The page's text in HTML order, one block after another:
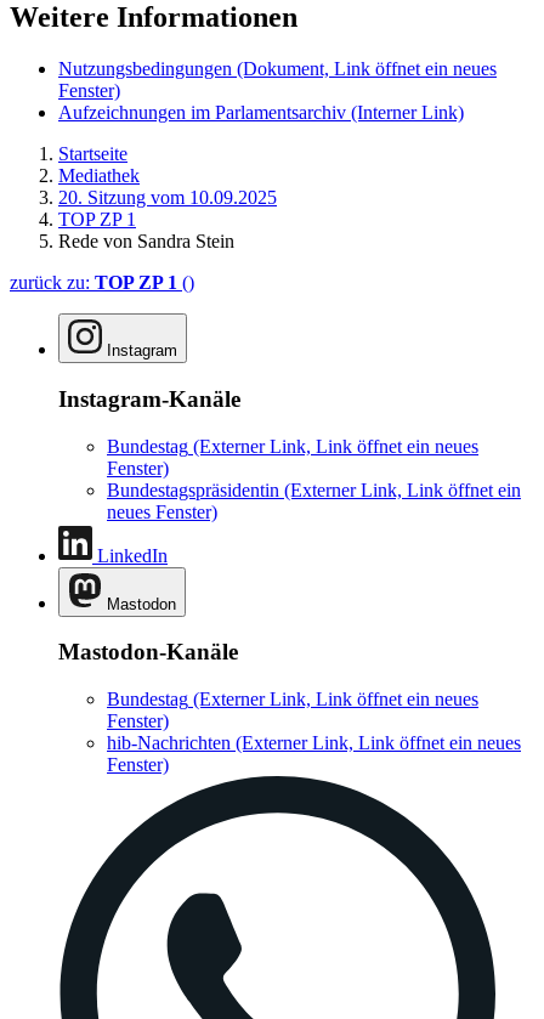
Weitere Informationen
Nutzungsbedingungen (Dokument, Link öffnet ein neues
Fenster)
Aufzeichnungen im Parlamentsarchiv (Interner Link)
Startseite
Mediathek
20. Sitzung vom 10.09.2025
TOP ZP 1
Rede von Sandra Stein
zurück zu: TOP ZP 1 ()
Instagram
Instagram-Kanäle
Bundestag (Externer Link, Link öffnet ein neues
Fenster)
Bundestagspräsidentin (Externer Link, Link öffnet ein
neues Fenster)
LinkedIn
Mastodon
Mastodon-Kanäle
Bundestag (Externer Link, Link öffnet ein neues
Fenster)
hib-Nachrichten (Externer Link, Link öffnet ein neues
Fenster)